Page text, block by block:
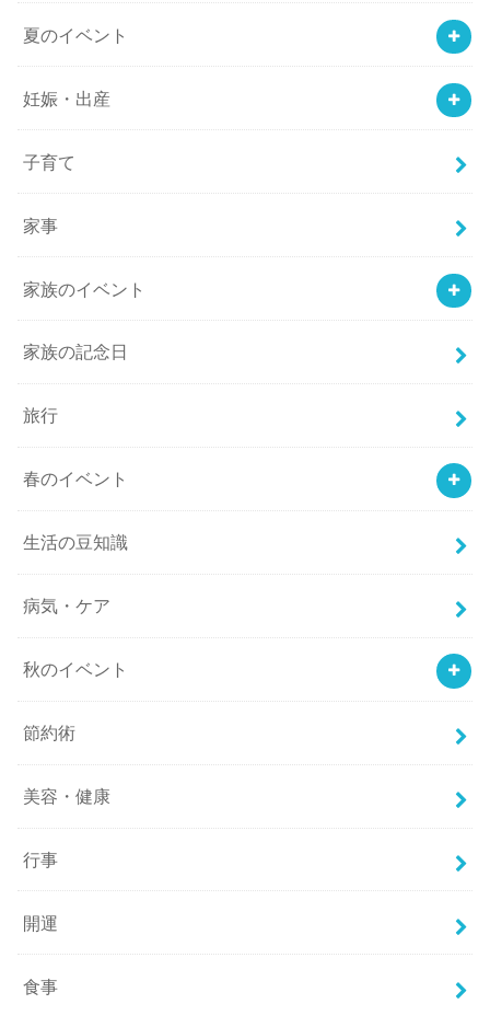
夏のイベント
妊娠・出産
子育て
家事
家族のイベント
家族の記念日
旅行
春のイベント
生活の豆知識
病気・ケア
秋のイベント
節約術
美容・健康
行事
開運
食事